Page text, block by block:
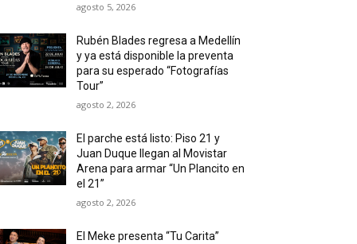
agosto 5, 2026
Rubén Blades regresa a Medellín
y ya está disponible la preventa
para su esperado “Fotografías
Tour”
agosto 2, 2026
El parche está listo: Piso 21 y
Juan Duque llegan al Movistar
Arena para armar “Un Plancito en
el 21”
agosto 2, 2026
El Meke presenta “Tu Carita”